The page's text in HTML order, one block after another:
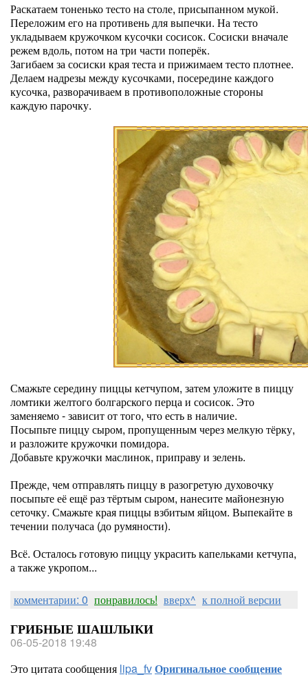
Раскатаем тоненько тесто на столе, присыпанном мукой.
Переложим его на противень для выпечки. На тесто
укладываем кружочком кусочки сосисок. Сосиски вначале
режем вдоль, потом на три части поперёк.
Загибаем за сосиски края теста и прижимаем тесто плотнее.
Делаем надрезы между кусочками, посередине каждого
кусочка, разворачиваем в противоположные стороны
каждую парочку.
Смажьте середину пиццы кетчупом, затем уложите в пиццу
ломтики желтого болгарского перца и сосисок. Это
заменяемо - зависит от того, что есть в наличие.
Посыпьте пиццу сыром, пропущенным через мелкую тёрку,
и разложите кружочки помидора.
Добавьте кружочки маслинок, приправу и зелень.
Прежде, чем отправлять пиццу в разогретую духовочку
посыпьте её ещё раз тёртым сыром, нанесите майонезную
сеточку. Смажьте края пиццы взбитым яйцом. Выпекайте в
течении получаса (до румяности).
Всё. Осталось готовую пиццу украсить капельками кетчупа,
а также укропом...
комментарии: 0 понравилось! вверх^ к полной версии
ГРИБНЫЕ ШАШЛЫКИ
06-05-2018 19:48
Это цитата сообщения lipa_fvОригинальное сообщение